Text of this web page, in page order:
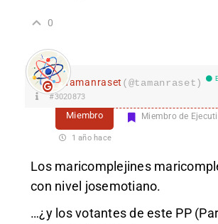
0
Tamanraset (@tamanraset)
#3020873
Miembro Miembro de
1 año hace
Los maricomplejines
con nivel josemotiano.
…¿y los votantes de este PP